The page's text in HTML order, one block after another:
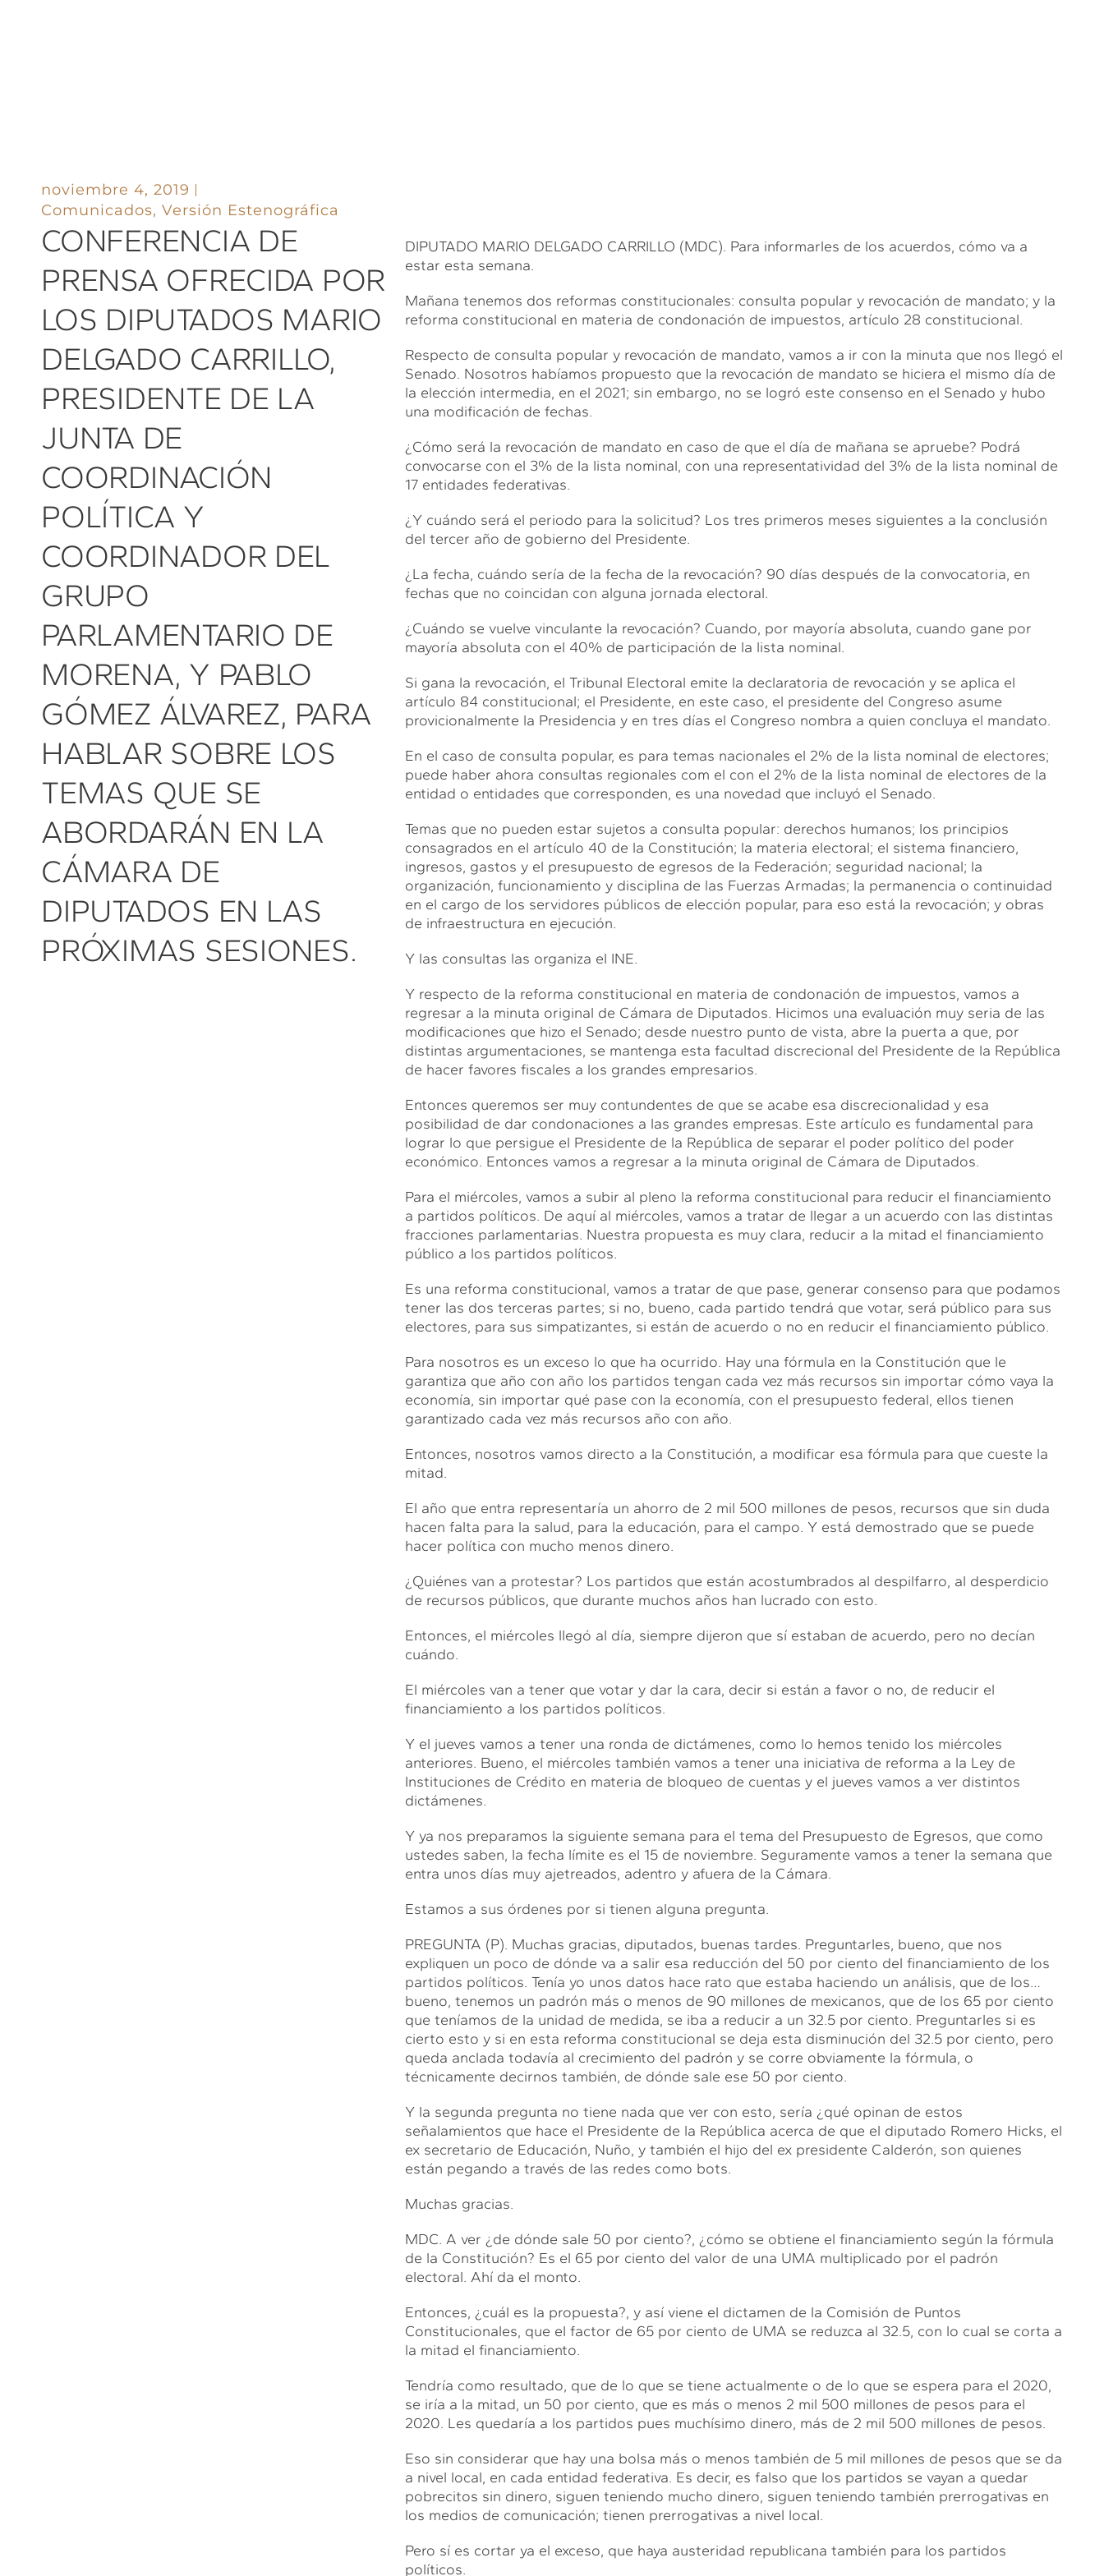
noviembre 4, 2019
Comunicados,Versión Estenográfica
CONFERENCIA DE
PRENSA OFRECIDA POR
LOS DIPUTADOS MARIO
DELGADO CARRILLO,
PRESIDENTE DE LA
JUNTA DE
COORDINACIÓN
POLÍTICA Y
COORDINADOR DEL
GRUPO
PARLAMENTARIO DE
MORENA, Y PABLO
GÓMEZ ÁLVAREZ, PARA
HABLAR SOBRE LOS
TEMAS QUE SE
ABORDARÁN EN LA
CÁMARA DE
DIPUTADOS EN LAS
PRÓXIMAS SESIONES.
DIPUTADO MARIO DELGADO CARRILLO (MDC). Para informarles de los acuerdos, cómo va a
estar esta semana.
Mañana tenemos dos reformas constitucionales: consulta popular y revocación de mandato; y la
reforma constitucional en materia de condonación de impuestos, artículo 28 constitucional.
Respecto de consulta popular y revocación de mandato, vamos a ir con la minuta que nos llegó el
Senado. Nosotros habíamos propuesto que la revocación de mandato se hiciera el mismo día de
la elección intermedia, en el 2021; sin embargo, no se logró este consenso en el Senado y hubo
una modificación de fechas.
¿Cómo será la revocación de mandato en caso de que el día de mañana se apruebe? Podrá
convocarse con el 3% de la lista nominal, con una representatividad del 3% de la lista nominal de
17 entidades federativas.
¿Y cuándo será el periodo para la solicitud? Los tres primeros meses siguientes a la conclusión
del tercer año de gobierno del Presidente.
¿La fecha, cuándo sería de la fecha de la revocación? 90 días después de la convocatoria, en
fechas que no coincidan con alguna jornada electoral.
¿Cuándo se vuelve vinculante la revocación? Cuando, por mayoría absoluta, cuando gane por
mayoría absoluta con el 40% de participación de la lista nominal.
Si gana la revocación, el Tribunal Electoral emite la declaratoria de revocación y se aplica el
artículo 84 constitucional; el Presidente, en este caso, el presidente del Congreso asume
provicionalmente la Presidencia y en tres días el Congreso nombra a quien concluya el mandato.
En el caso de consulta popular, es para temas nacionales el 2% de la lista nominal de electores;
puede haber ahora consultas regionales com el con el 2% de la lista nominal de electores de la
entidad o entidades que corresponden, es una novedad que incluyó el Senado.
Temas que no pueden estar sujetos a consulta popular: derechos humanos; los principios
consagrados en el artículo 40 de la Constitución; la materia electoral; el sistema financiero,
ingresos, gastos y el presupuesto de egresos de la Federación; seguridad nacional; la
organización, funcionamiento y disciplina de las Fuerzas Armadas; la permanencia o continuidad
en el cargo de los servidores públicos de elección popular, para eso está la revocación; y obras
de infraestructura en ejecución.
Y las consultas las organiza el INE.
Y respecto de la reforma constitucional en materia de condonación de impuestos, vamos a
regresar a la minuta original de Cámara de Diputados. Hicimos una evaluación muy seria de las
modificaciones que hizo el Senado; desde nuestro punto de vista, abre la puerta a que, por
distintas argumentaciones, se mantenga esta facultad discrecional del Presidente de la República
de hacer favores fiscales a los grandes empresarios.
Entonces queremos ser muy contundentes de que se acabe esa discrecionalidad y esa
posibilidad de dar condonaciones a las grandes empresas. Este artículo es fundamental para
lograr lo que persigue el Presidente de la República de separar el poder político del poder
económico. Entonces vamos a regresar a la minuta original de Cámara de Diputados.
Para el miércoles, vamos a subir al pleno la reforma constitucional para reducir el financiamiento
a partidos políticos. De aquí al miércoles, vamos a tratar de llegar a un acuerdo con las distintas
fracciones parlamentarias. Nuestra propuesta es muy clara, reducir a la mitad el financiamiento
público a los partidos políticos.
Es una reforma constitucional, vamos a tratar de que pase, generar consenso para que podamos
tener las dos terceras partes; si no, bueno, cada partido tendrá que votar, será público para sus
electores, para sus simpatizantes, si están de acuerdo o no en reducir el financiamiento público.
Para nosotros es un exceso lo que ha ocurrido. Hay una fórmula en la Constitución que le
garantiza que año con año los partidos tengan cada vez más recursos sin importar cómo vaya la
economía, sin importar qué pase con la economía, con el presupuesto federal, ellos tienen
garantizado cada vez más recursos año con año.
Entonces, nosotros vamos directo a la Constitución, a modificar esa fórmula para que cueste la
mitad.
El año que entra representaría un ahorro de 2 mil 500 millones de pesos, recursos que sin duda
hacen falta para la salud, para la educación, para el campo. Y está demostrado que se puede
hacer política con mucho menos dinero.
¿Quiénes van a protestar? Los partidos que están acostumbrados al despilfarro, al desperdicio
de recursos públicos, que durante muchos años han lucrado con esto.
Entonces, el miércoles llegó al día, siempre dijeron que sí estaban de acuerdo, pero no decían
cuándo.
El miércoles van a tener que votar y dar la cara, decir si están a favor o no, de reducir el
financiamiento a los partidos políticos.
Y el jueves vamos a tener una ronda de dictámenes, como lo hemos tenido los miércoles
anteriores. Bueno, el miércoles también vamos a tener una iniciativa de reforma a la Ley de
Instituciones de Crédito en materia de bloqueo de cuentas y el jueves vamos a ver distintos
dictámenes.
Y ya nos preparamos la siguiente semana para el tema del Presupuesto de Egresos, que como
ustedes saben, la fecha límite es el 15 de noviembre. Seguramente vamos a tener la semana que
entra unos días muy ajetreados, adentro y afuera de la Cámara.
Estamos a sus órdenes por si tienen alguna pregunta.
PREGUNTA (P). Muchas gracias, diputados, buenas tardes. Preguntarles, bueno, que nos
expliquen un poco de dónde va a salir esa reducción del 50 por ciento del financiamiento de los
partidos políticos. Tenía yo unos datos hace rato que estaba haciendo un análisis, que de los…
bueno, tenemos un padrón más o menos de 90 millones de mexicanos, que de los 65 por ciento
que teníamos de la unidad de medida, se iba a reducir a un 32.5 por ciento. Preguntarles si es
cierto esto y si en esta reforma constitucional se deja esta disminución del 32.5 por ciento, pero
queda anclada todavía al crecimiento del padrón y se corre obviamente la fórmula, o
técnicamente decirnos también, de dónde sale ese 50 por ciento.
Y la segunda pregunta no tiene nada que ver con esto, sería ¿qué opinan de estos
señalamientos que hace el Presidente de la República acerca de que el diputado Romero Hicks, el
ex secretario de Educación, Nuño, y también el hijo del ex presidente Calderón, son quienes
están pegando a través de las redes como bots.
Muchas gracias.
MDC. A ver ¿de dónde sale 50 por ciento?, ¿cómo se obtiene el financiamiento según la fórmula
de la Constitución? Es el 65 por ciento del valor de una UMA multiplicado por el padrón
electoral. Ahí da el monto.
Entonces, ¿cuál es la propuesta?, y así viene el dictamen de la Comisión de Puntos
Constitucionales, que el factor de 65 por ciento de UMA se reduzca al 32.5, con lo cual se corta a
la mitad el financiamiento.
Tendría como resultado, que de lo que se tiene actualmente o de lo que se espera para el 2020,
se iría a la mitad, un 50 por ciento, que es más o menos 2 mil 500 millones de pesos para el
2020. Les quedaría a los partidos pues muchísimo dinero, más de 2 mil 500 millones de pesos.
Eso sin considerar que hay una bolsa más o menos también de 5 mil millones de pesos que se da
a nivel local, en cada entidad federativa. Es decir, es falso que los partidos se vayan a quedar
pobrecitos sin dinero, siguen teniendo mucho dinero, siguen teniendo también prerrogativas en
los medios de comunicación; tienen prerrogativas a nivel local.
Pero sí es cortar ya el exceso, que haya austeridad republicana también para los partidos
políticos.